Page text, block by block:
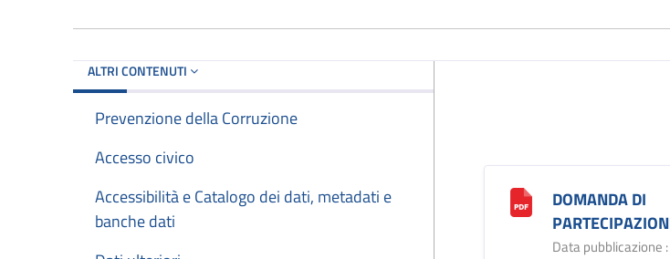
ALTRI CONTENUTI
Prevenzione della Corruzione
Accesso civico
Accessibilità e Catalogo dei dati, metadati e
banche dati
DOMANDA DI
Data pubblicazione